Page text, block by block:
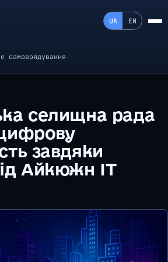
UA EN
самоврядування
селищна рада
завдяки
Айкюжн ІТ